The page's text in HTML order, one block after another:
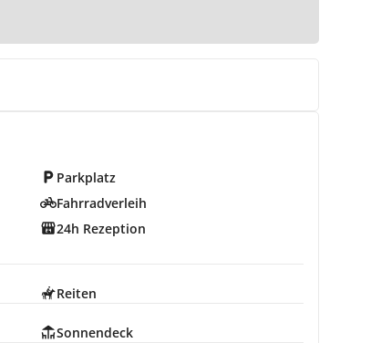
Parkplatz
Fahrradverleih
24h Rezeption
Reiten
Sonnendeck